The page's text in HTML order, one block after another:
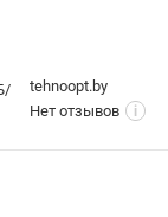
tehnoopt.by
Нет отзывов
i